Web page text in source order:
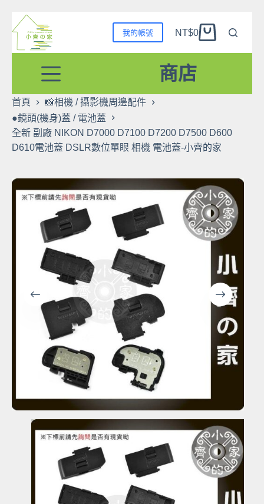
至
主
容
我的帳號
購
物
車
NT$0
商店
首頁
📸相機 / 攝影機周邊配件
●鏡頭(機身)蓋 / 電池蓋
全新 副廠 NIKON D7000 D7100 D7200 D7500 D600
D610電池蓋 DSLR數位單眼 相機 電池蓋-小齊的家